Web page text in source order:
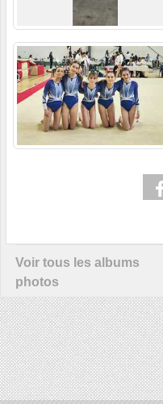
Voir tous les albums
photos